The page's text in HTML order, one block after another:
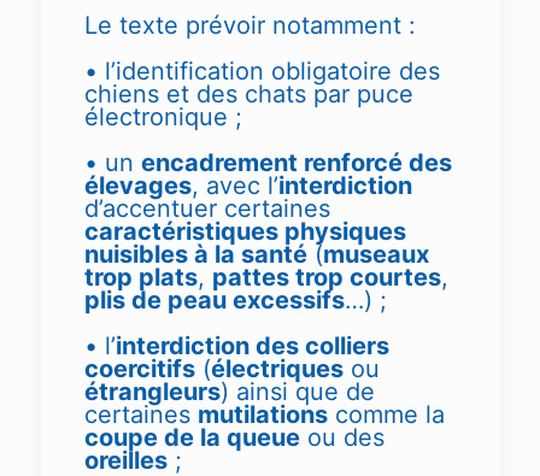
Le texte prévoir notamment :
• l’identification obligatoire des
chiens et des chats par puce
électronique ;
• un encadrement renforcé des
élevages, avec l’interdiction
d’accentuer certaines
caractéristiques physiques
nuisibles à la santé(museaux
trop plats, pattes trop courtes,
plis de peau excessifs…) ;
• l’interdiction des colliers
coercitifs(électriquesou
étrangleurs) ainsi que de
certaines mutilationscomme la
coupe de la queueou des
oreilles;